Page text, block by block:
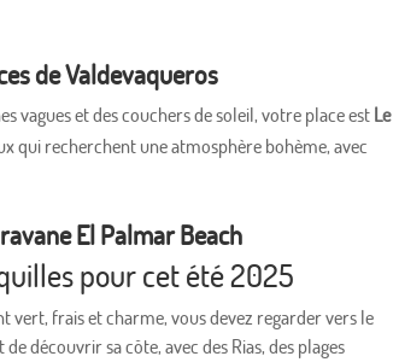
de Valdevaqueros
vagues et des couchers de soleil, votre place est Le
qui recherchent une atmosphère bohème, avec
El Palmar Beach
pour cet été 2025
frais et charme, vous devez regarder vers le
découvrir sa côte, avec des Rias, des plages